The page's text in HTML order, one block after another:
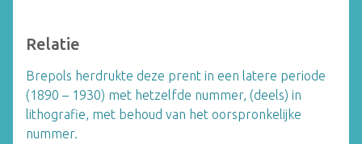
Relatie
Brepols herdrukte deze prent in een latere periode
(1890 – 1930) met hetzelfde nummer, (deels) in
lithografie, met behoud van het oorspronkelijke
nummer.